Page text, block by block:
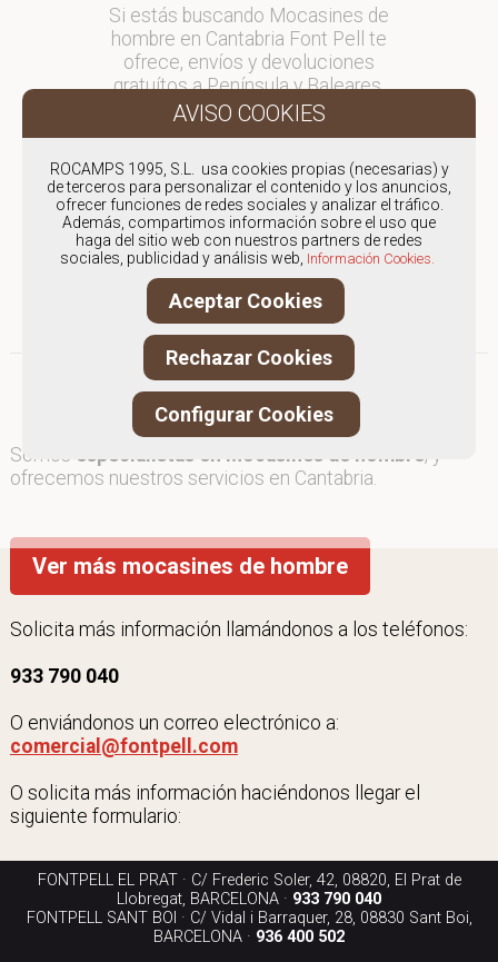
Si estás buscando Mocasines de
hombre en Cantabria Font Pell te
ofrece, envíos y devoluciones
gratuítos a Península y Baleares,
para otros destinos consultar
en comercial@fontpell.com.
Los envíos a Cantabria gestionados
entre semana se entregarán en
menos de 48 horas; los pedidos
realizados en fin de semana, el
producto se enviará a partir del
lunes.
Somos especialistas en Mocasines de hombre, y
ofrecemos nuestros servicios en Cantabria.
Ver más mocasines de hombre
Solicita más información llamándonos a los teléfonos:
933 790 040
O enviándonos un correo electrónico a:
comercial@fontpell.com
O solicita más información haciéndonos llegar el
siguiente formulario:
FONTPELL EL PRAT · C/ Frederic Soler, 42, 08820, El Prat de
Llobregat, BARCELONA · 933 790 040
FONTPELL SANT BOI · C/ Vidal i Barraquer, 28, 08830 Sant Boi,
BARCELONA · 936 400 502
ROCAMPS 1995, S.L. usa cookies propias (necesarias) y
de terceros para personalizar el contenido y los anuncios,
ofrecer funciones de redes sociales y analizar el tráfico.
Además, compartimos información sobre el uso que
haga del sitio web con nuestros partners de redes
sociales, publicidad y análisis web, Información Cookies.
Aceptar Cookies
Rechazar Cookies
Configurar Cookies